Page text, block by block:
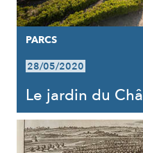
PARCS
28/05/2020
Le jardin du